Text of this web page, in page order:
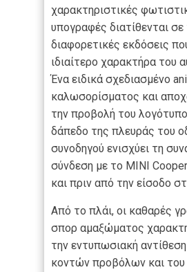
χαρακτηριστικές
υπογραφές διατίθενται σε
διαφορετικές εκδόσεις
ιδιαίτερο χαρακτήρα του
Ένα ειδικά σχεδιασμένο
καλωσορίσματος και
την προβολή του
δάπεδο της πλευράς του
συνοδηγού ενισχύει τη
σύνδεση με το MINI
και πριν από την είσοδο
Από το πλάι, οι καθαρές
σπορ αμαξώματος
την εντυπωσιακή
κοντών προβόλων και του